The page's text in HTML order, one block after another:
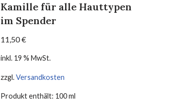
Kamille für alle Hauttypen
im Spender
11,50€
inkl. 19 % MwSt.
zzgl.Versandkosten
Produkt enthält: 100ml